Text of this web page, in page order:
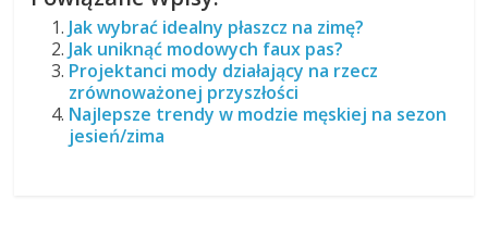
Jak wybrać idealny płaszcz na zimę?
Jak uniknąć modowych faux pas?
Projektanci mody działający na rzecz
zrównoważonej przyszłości
Najlepsze trendy w modzie męskiej na sezon
jesień/zima